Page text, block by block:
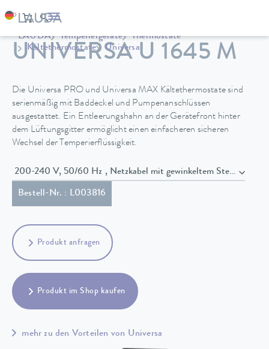
LAUDA Temperiergeräte
Thermostate
Kältethermostate
Universa
UNIVERSA U 1645 M
Die Universa PRO und Universa MAX Kältethermostate sind
serienmäßig mit Baddeckel und Pumpenanschlüssen
ausgestattet. Ein Entleerungshahn an der Gerätefront hinter
dem Lüftungsgitter ermöglicht einen einfacheren sicheren
Wechsel der Temperierflüssigkeit.
200-240 V, 50/60 Hz , Netzkabel mit gewinkeltem Stecker
Bestell-Nr. : L003816
Produkt anfragen
Produkt im Shop kaufen
mehr zu den Vorteilen von Universa